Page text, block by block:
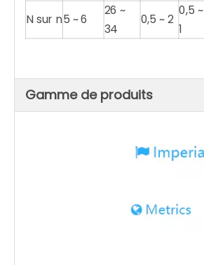
N sur n5 ~ 6
26 ~
34
0,5 ~ 2
0,5 ~
1
Gamme de produits